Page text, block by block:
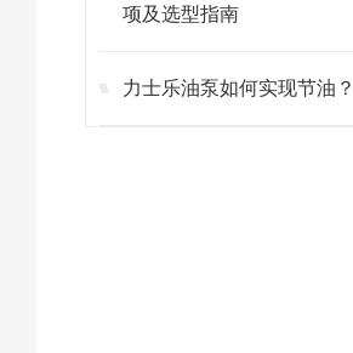
项及选型指南
力士乐油泵如何实现节油？